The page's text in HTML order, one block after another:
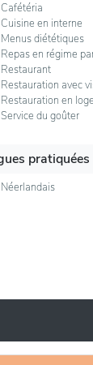
Cafétéria
Cuisine en interne
Menus diététiques
Repas en régime
Restaurant
Restauration avec
Restauration en
Service du goûter
pratiquées
Néerlandais